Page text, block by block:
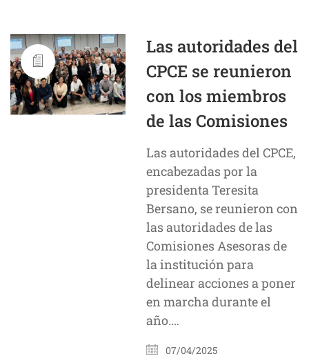
Las autoridades del
CPCE se reunieron
con los miembros
de las Comisiones
Las autoridades del CPCE,
encabezadas por la
presidenta Teresita
Bersano, se reunieron con
las autoridades de las
Comisiones Asesoras de
la institución para
delinear acciones a poner
en marcha durante el
año.…
07/04/2025